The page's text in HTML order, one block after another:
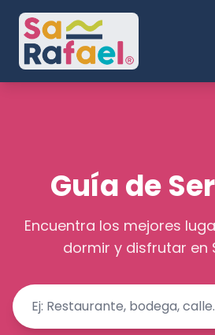
Guía de
Encuentra los mejores
dormir y disfrutar en